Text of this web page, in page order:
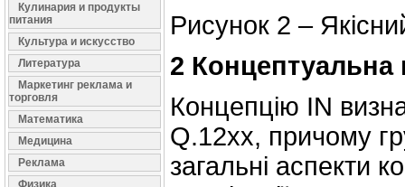
Кулинария и продукты
питания
Культура и искусство
Литература
Маркетинг реклама и
торговля
Математика
Медицина
Реклама
Физика
Рисунок 2 –
2 Концептуальна
Концепцію IN
Q.12хх, причому
загальні аспекти